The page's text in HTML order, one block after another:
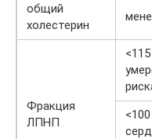
общий
холестерин
Фракция
ЛПНП